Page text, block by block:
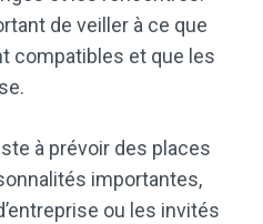
de veiller à ce que
compatibles et que les
à prévoir des places
importantes,
ou les invités